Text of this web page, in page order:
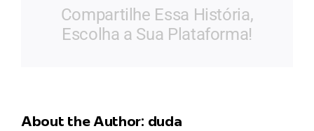
Compartilhe Essa História,
Escolha a Sua Plataforma!
About the Author: duda